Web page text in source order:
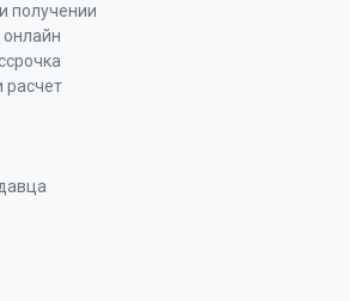
кВт: передняя правая
кВт: задняя левая
кВт: задняя правая
получении
онлайн
расчет